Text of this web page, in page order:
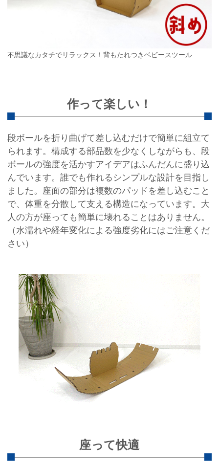
不思議なカタチでリラックス！背もたれつきベビースツール
作って楽しい！
段ボールを折り曲げて差し込むだけで簡単に組立て
られます。構成する部品数を少なくしながらも、段
ボールの強度を活かすアイデアはふんだんに盛り込
んでいます。誰でも作れるシンプルな設計を目指し
ました。座面の部分は複数のパッドを差し込むこと
で、体重を分散して支える構造になっています。大
人の方が座っても簡単に壊れることはありません。
（水濡れや経年変化による強度劣化にはご注意くだ
さい）
座って快適